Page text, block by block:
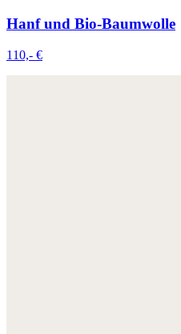
Hanf und Bio-Baumwolle
110,- €